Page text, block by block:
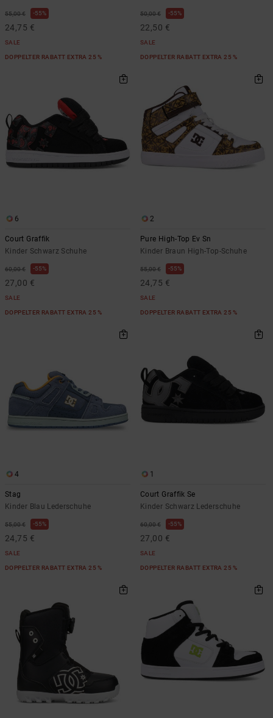
55,00 € 55%
24,75 €
SALE
DOPPELTER RABATT EXTRA 25 %
50,00 € 55%
22,50 €
SALE
DOPPELTER RABATT EXTRA 25 %
6
Court Graffik
Kinder Schwarz Schuhe
60,00 € 55%
27,00 €
SALE
DOPPELTER RABATT EXTRA 25 %
2
Pure High-Top Ev Sn
Kinder Braun High-Top-Schuhe
55,00 € 55%
24,75 €
SALE
DOPPELTER RABATT EXTRA 25 %
4
Stag
Kinder Blau Lederschuhe
55,00 € 55%
24,75 €
SALE
DOPPELTER RABATT EXTRA 25 %
1
Court Graffik Se
Kinder Schwarz Lederschuhe
60,00 € 55%
27,00 €
SALE
DOPPELTER RABATT EXTRA 25 %